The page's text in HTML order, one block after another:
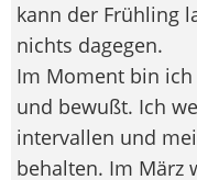
kann der Frühling
nichts dagegen.
Im Moment bin ich
und bewußt. Ich
intervallen und
behalten. Im März